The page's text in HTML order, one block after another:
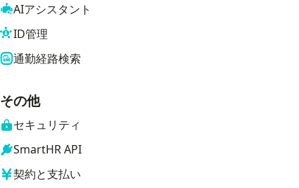
AIアシスタント
ID管理
通勤経路検索
その他
セキュリティ
SmartHR API
契約と支払い